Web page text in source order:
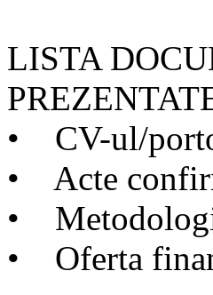
LISTA
• CV-ul/
• Acte
•
• Oferta